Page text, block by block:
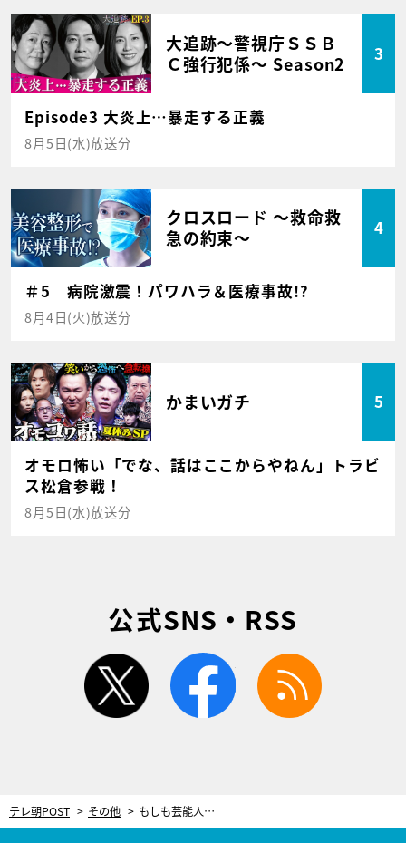
大追跡～警視庁ＳＳＢ
Ｃ強行犯係～ Season2
3
Episode3 大炎上…暴走する正義
8月5日(水)放送分
クロスロード ～救命救
急の約束～
4
＃5 病院激震！パワハラ＆医療事故!?
8月4日(火)放送分
かまいガチ 5
オモロ怖い「でな、話はここからやねん」トラビ
ス松倉参戦！
8月5日(水)放送分
公式SNS・RSS
twitter facebook
テレ朝POST その他 もしも芸能人男女が無人島で2人きり過ごしたら…？ 西川俊介＆ミチ、胸キュン連続ラブバカンス